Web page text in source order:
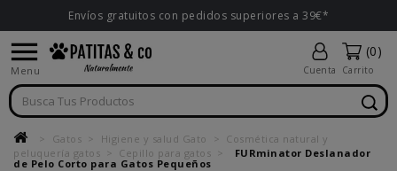
Envíos gratuitos con pedidos superiores a 39€*

Menu Cuenta
(0)
Carrito
Gatos Higiene y salud Gato
Cosmética natural y
peluquería gatos
Cepillo para gatos
FURminator Deslanador
de Pelo Corto para Gatos Pequeños